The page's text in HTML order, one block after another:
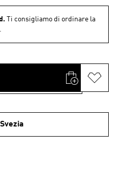
Ti consigliamo di ordinare la